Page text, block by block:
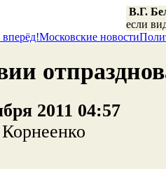
В.Г.
если
Московские новости
2011 04:57